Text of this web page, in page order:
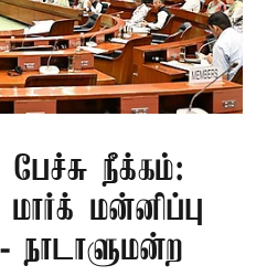
பேச்சு நீக்கம்:
மன்னிப்பு